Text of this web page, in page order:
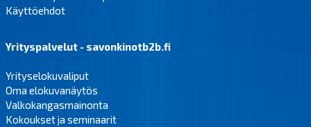
Käyttöehdot
Yrityspalvelut - savonkinotb2b.fi
Yrityselokuvaliput
Oma elokuvanäytös
Valkokangasmainonta
Kokoukset ja seminaarit